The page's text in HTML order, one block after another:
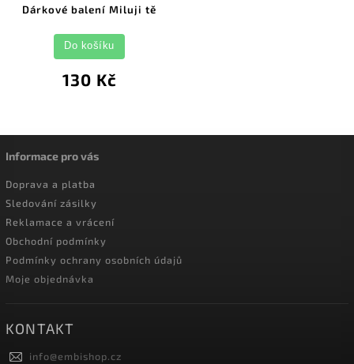
Dárkové balení Miluji tě
130 Kč
Do košíku
Informace pro vás
Doprava a platba
Sledování zásilky
Reklamace a vrácení
Obchodní podmínky
Podmínky ochrany osobních údajů
Moje objednávka
KONTAKT
info@embishop.cz